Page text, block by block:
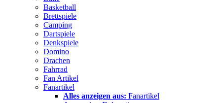
Basketball
Brettspiele
Camping
Dartspiele
Denkspiele
Domino
Drachen
Fahrrad
Fan Artikel
Fanartikel
Alles anzeigen aus: Fanartikel